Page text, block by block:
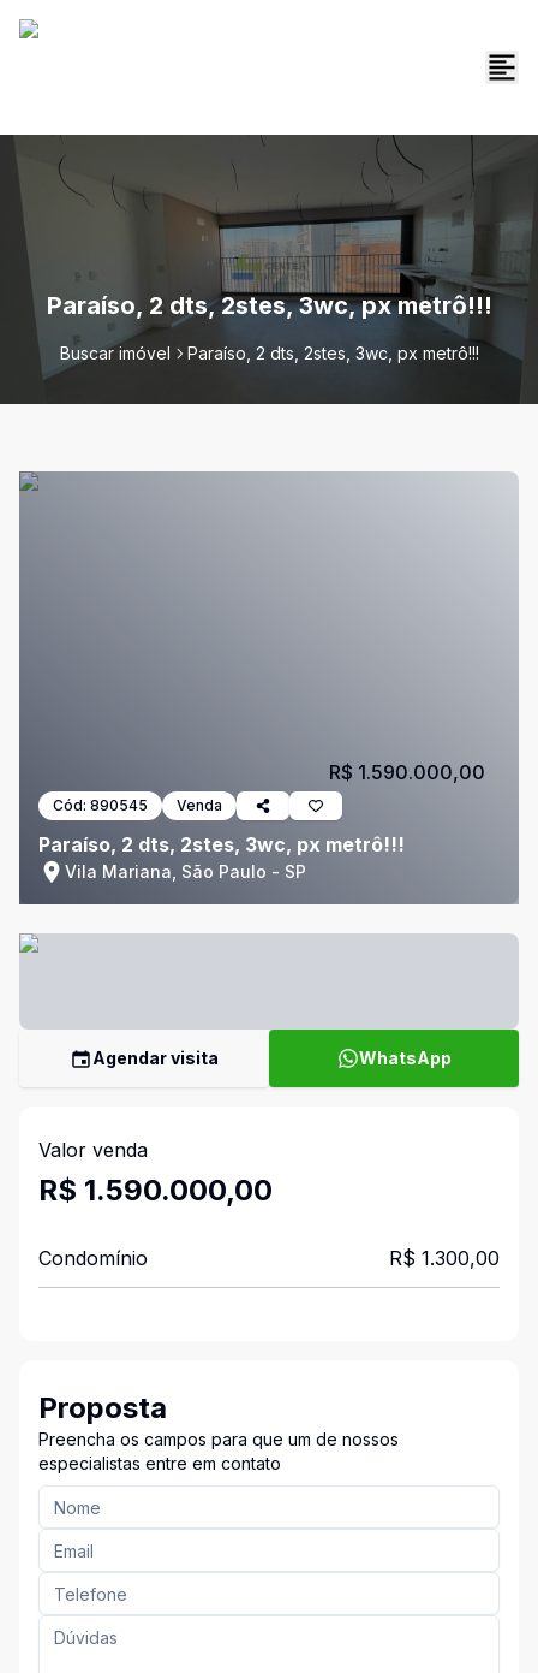
Paraíso, 2 dts, 2stes, 3wc, px metrô!!!
Buscar imóvel Paraíso, 2 dts, 2stes, 3wc, px metrô!!!
Cód: 890545 Venda
Paraíso, 2 dts, 2stes, 3wc, px metrô!!!
Vila Mariana, São Paulo - SP
R$ 1.590.000,00
Agendar visita WhatsApp
Valor venda
R$ 1.590.000,00
Condomínio R$ 1.300,00
Proposta
Preencha os campos para que um de nossos
especialistas entre em contato